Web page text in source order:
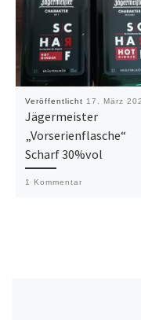
Veröffentlicht 17. März
Jägermeister
„Vorserienflasche“
Scharf 30%vol
1 Kommentar